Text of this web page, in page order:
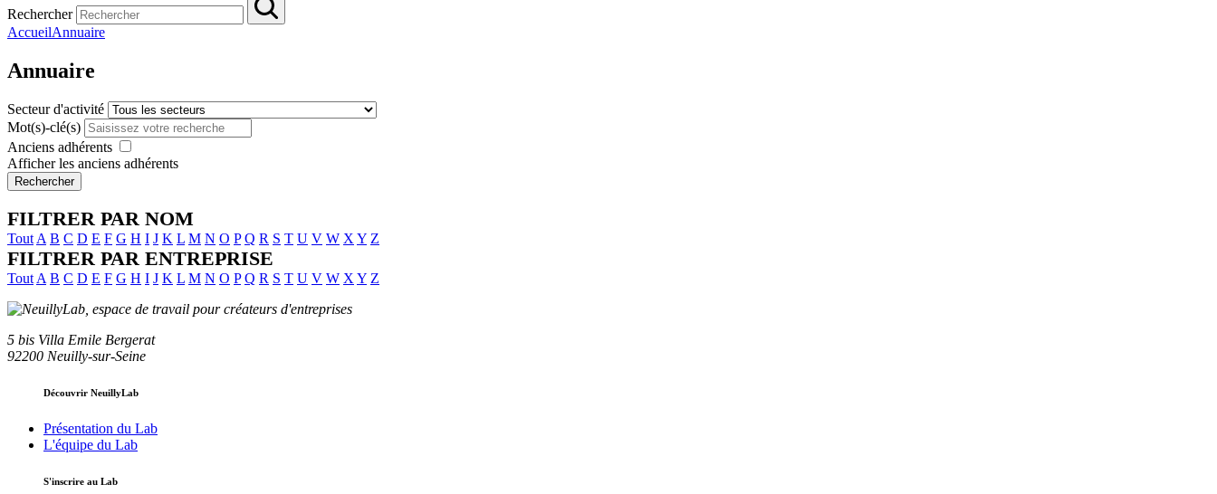
Rechercher
AccueilAnnuaire
Annuaire
Secteur d'activité
Mot(s)-clé(s)
Anciens adhérents
Afficher les anciens adhérents
Rechercher
FILTRER PAR NOM
Tout A B C D E F G H I J K L M N O P Q R S T U V W X Y Z
FILTRER PAR ENTREPRISE
Tout A B C D E F G H I J K L M N O P Q R S T U V W X Y Z
5 bis Villa Emile Bergerat
92200 Neuilly-sur-Seine
Découvrir NeuillyLab
Présentation du Lab
L'équipe du Lab
S'inscrire au Lab